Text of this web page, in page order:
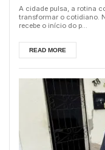
A cidade pulsa, a rotina
transformar o cotidiano.
recebe o início do p...
READ MORE